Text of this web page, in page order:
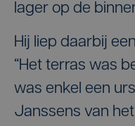
lager op de
Hij liep daarbij
“Het terras was
was enkel een
Janssens van